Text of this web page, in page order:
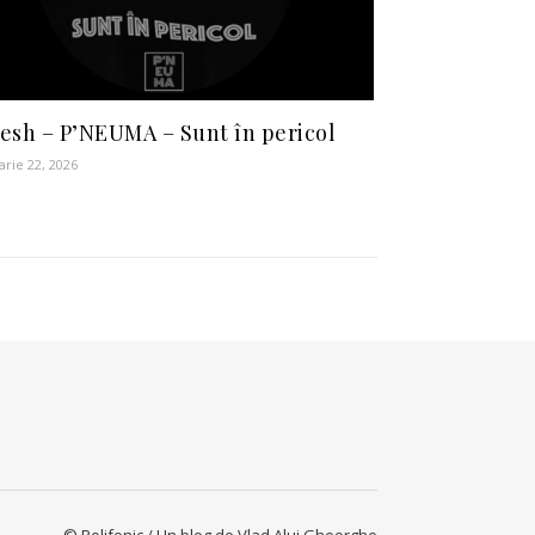
– P’NEUMA – Sunt în pericol
22, 2026